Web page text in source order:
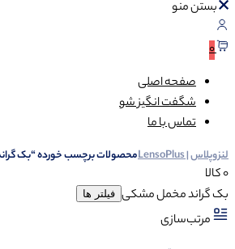
بستن منو
0
صفحه اصلی
شگفت انگیز شو
تماس با ما
لنزوپلاس | LensoPlus محصولات برچسب خورده “بک
0 کالا
بک گراند مخمل مشکی فیلتر ها
مرتب‌سازی